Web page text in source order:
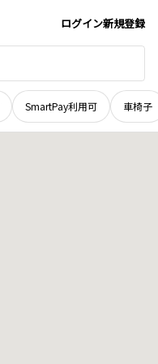
ログイン新規登録
SmartPay利用可 車椅子